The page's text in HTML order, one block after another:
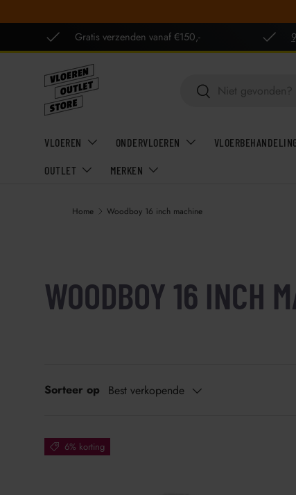
GA NAAR INHOUD
Gratis verzenden vanaf €150,-
Zoeken
Zoeken
VLOEREN ONDERVLOEREN
OUTLET MERKEN
Home Woodboy 16 inch machine
WOODBOY 16 INCH
Sorteer op Best verkopende
6% korting